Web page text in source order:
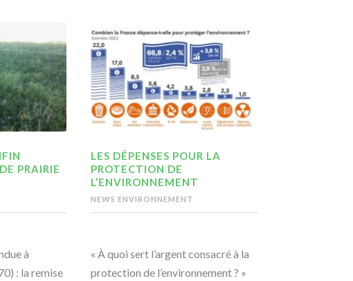
PRAIRIE
à
: la remise
LES DÉPENSES POUR LA
PROTECTION DE
L’ENVIRONNEMENT
NEWS ENVIRONNEMENT
« À quoi sert l’argent consacré à la
protection de l’environnement ? »